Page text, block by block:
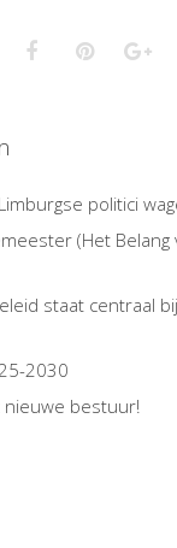
politici
(Het Belang
staat centraal
2030
nieuwe bestuur!